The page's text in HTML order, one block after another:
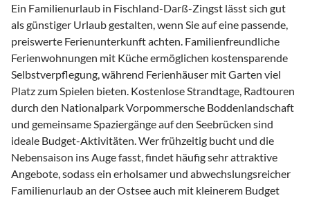
Ein Familienurlaub in Fischland-Darß-Zingst lässt sich gut
als günstiger Urlaub gestalten, wenn Sie auf eine passende,
preiswerte Ferienunterkunft achten. Familienfreundliche
Ferienwohnungen mit Küche ermöglichen kostensparende
Selbstverpflegung, während Ferienhäuser mit Garten viel
Platz zum Spielen bieten. Kostenlose Strandtage, Radtouren
durch den Nationalpark Vorpommersche Boddenlandschaft
und gemeinsame Spaziergänge auf den Seebrücken sind
ideale Budget-Aktivitäten. Wer frühzeitig bucht und die
Nebensaison ins Auge fasst, findet häufig sehr attraktive
Angebote, sodass ein erholsamer und abwechslungsreicher
Familienurlaub an der Ostsee auch mit kleinerem Budget